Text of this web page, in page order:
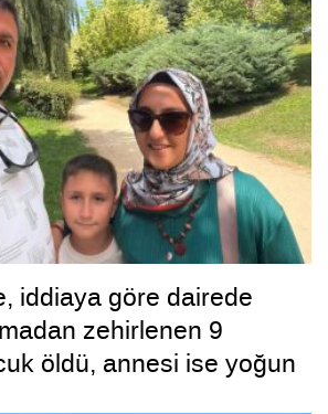
iddiaya göre dairede
zehirlenen 9
öldü, annesi ise yoğun